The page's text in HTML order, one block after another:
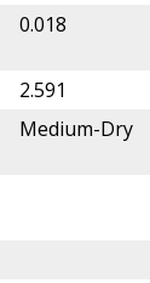
0.018
2.591
Medium-Dry